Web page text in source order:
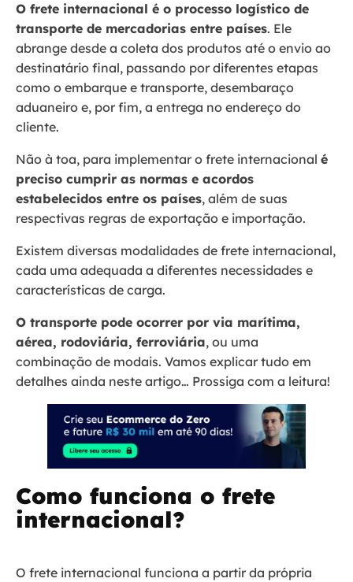
O frete internacional é o processo logístico de
transporte de mercadorias entre países. Ele
abrange desde a coleta dos produtos até o envio ao
destinatário final, passando por diferentes etapas
como o embarque e transporte, desembaraço
aduaneiro e, por fim, a entrega no endereço do
cliente.
Não à toa, para implementar o frete internacional é
preciso cumprir as normas e acordos
estabelecidos entre os países, além de suas
respectivas regras de exportação e importação.
Existem diversas modalidades de frete internacional,
cada uma adequada a diferentes necessidades e
características de carga.
O transporte pode ocorrer por via marítima,
aérea, rodoviária, ferroviária, ou uma
combinação de modais. Vamos explicar tudo em
detalhes ainda neste artigo… Prossiga com a leitura!
Como funciona o frete
internacional?
O frete internacional funciona a partir da própria